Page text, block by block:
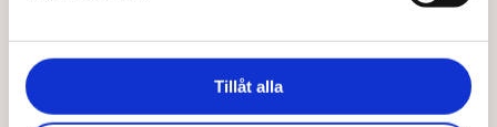
Tillåt alla
Om oss